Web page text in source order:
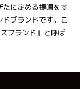
に定める提唱をす
ブランドです。こ
ブランド』と呼ば